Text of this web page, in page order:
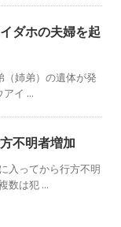
ダホの夫婦を起
（姉弟）の遺体が発
イ ...
不明者増加
入ってから行方不明
数は犯 ...